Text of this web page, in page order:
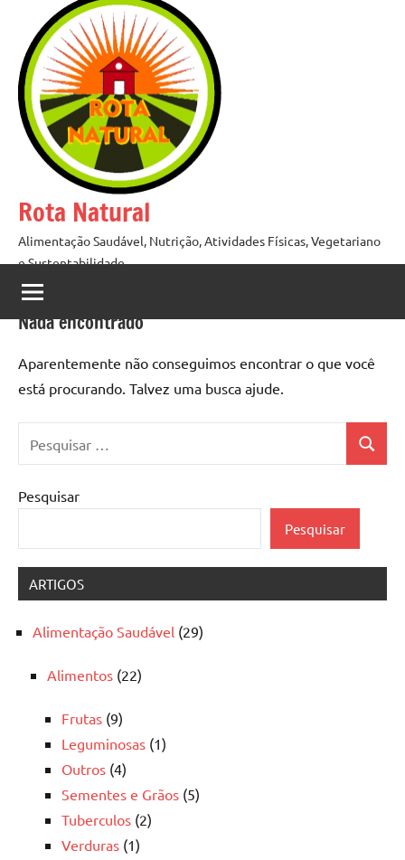
conteúdo
Rota Natural
Alimentação Saudável, Nutrição, Atividades Físicas, Vegetariano
e Sustentabilidade
Nada encontrado
Aparentemente não conseguimos encontrar o que você
está procurando. Talvez uma busca ajude.
por:
Pesquisar
Pesquisar
ARTIGOS
Alimentação Saudável (29)
Alimentos (22)
Frutas (9)
Leguminosas (1)
Outros (4)
Sementes e Grãos (5)
Tuberculos (2)
Verduras (1)